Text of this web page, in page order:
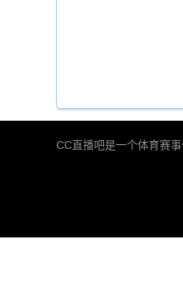
CC直播吧是一个体育赛